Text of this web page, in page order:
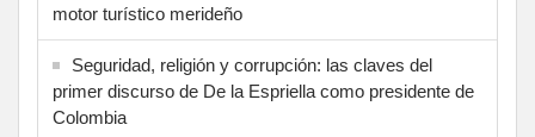
motor turístico merideño
Seguridad, religión y corrupción: las claves del
primer discurso de De la Espriella como presidente de
Colombia